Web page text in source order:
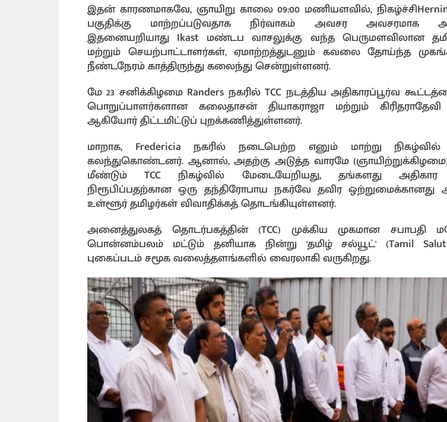
இதன் காரணமாகவே, ஞாயிறு காலை 09:00 மணியளவில், நிகழ்ச்சிHerning
பகுதிக்கு மாற்றப்படுவதாக நிர்வாகம் அவசர அவசரமாக
இதனையறியாது Ikast மண்டப வாசலுக்கு வந்த பெருமளவிலான
மற்றும் செயற்பாட்டாளர்கள், ஏமாற்றத்துடனும் கவலை தோய்ந்த
நீண்டநேரம் காத்திருந்து கலைந்து சென்றுள்ளனர்.
மே 23 சனிக்கிழமை Randers நகரில் TCC நடத்திய அதிகாரப்பூர்வ
பொறுப்பாளர்களான கலைதாசன் தியாகராஜா மற்றும் கிரிதராதேவி
ஆகியோர் திட்டமிட்டுப் புறக்கணித்துள்ளனர்.
மாறாக, Fredericia நகரில் நடைபெற்ற எனும் மாற்று
கலந்துகொண்டனர். ஆனால், அதற்கு அடுத்த வாரமே
மீண்டும் TCC நிகழ்வில் மேடையேறியது, தங்களது
நிரூபிப்பதற்கான ஒரு தந்திரோபாய நகர்வே தவிர
உள்ளூர் தமிழர்கள் விவாதிக்கத் தொடங்கியுள்ளனர்.
அனைத்துலகத் தொடர்பகத்தின் (TCC) முக்கிய முகமான சபாபதி
பொன்னம்பலம் மட்டும் தனியாக நின்று 'தமிழ் சல்யூட்' (Tamil
புகைப்படம் சமூக வலைத்தளங்களில் வைரலாகி வருகிறது.